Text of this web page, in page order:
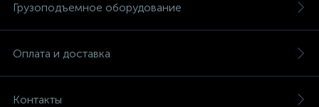
Грузоподъемное оборудование
Оплата и доставка
Контакты